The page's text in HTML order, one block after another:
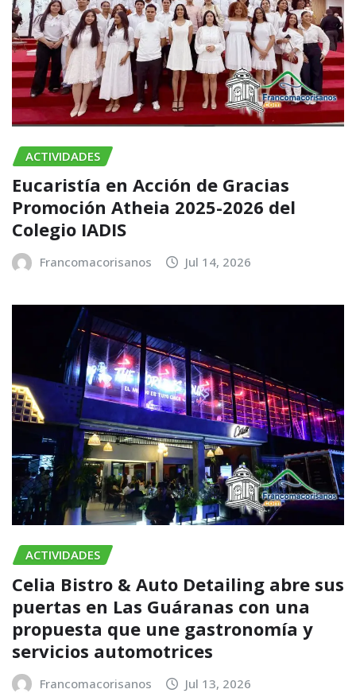
ACTIVIDADES
Eucaristía en Acción de Gracias
Promoción Atheia 2025-2026 del
Colegio IADIS
Francomacorisanos Jul 14, 2026
ACTIVIDADES
Celia Bistro & Auto Detailing abre sus
puertas en Las Guáranas con una
propuesta que une gastronomía y
servicios automotrices
Francomacorisanos Jul 13, 2026